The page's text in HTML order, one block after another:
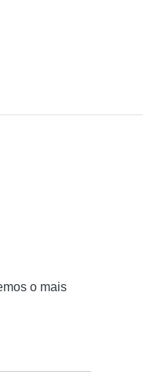
o mais